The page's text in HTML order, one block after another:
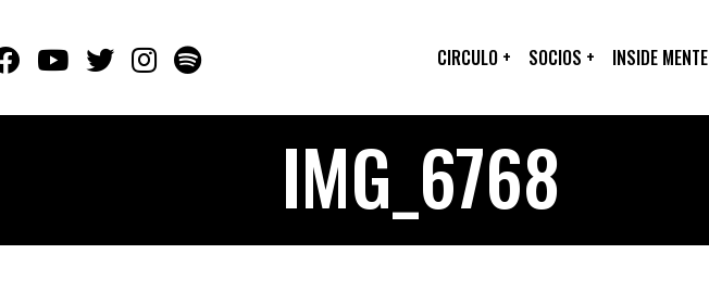
CIRCULO + SOCIOS + INSIDE MENTE
IMG_6768